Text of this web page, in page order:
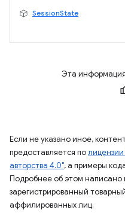
SessionState
Эта информация
Если не указано иное,
предоставляется по
авторства 4.0", а примеры
Подробнее об этом написано
зарегистрированный
аффилированных лиц.